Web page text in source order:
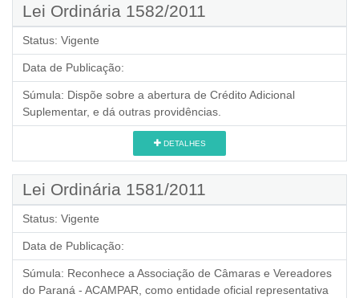
Lei Ordinária 1582/2011
Status: Vigente
Data de Publicação:
Súmula: Dispõe sobre a abertura de Crédito Adicional
Suplementar, e dá outras providências.
DETALHES
Lei Ordinária 1581/2011
Status: Vigente
Data de Publicação:
Súmula: Reconhece a Associação de Câmaras e Vereadores
do Paraná - ACAMPAR, como entidade oficial representativa